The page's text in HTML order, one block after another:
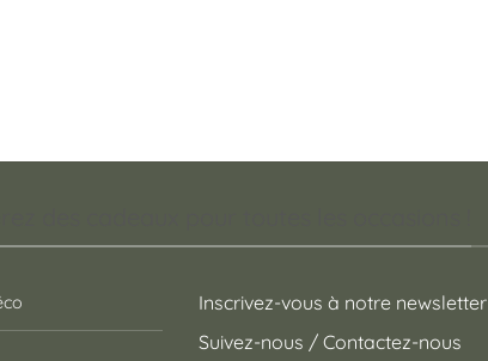
Inscrivez-vous à notre newsletter
Suivez-nous / Contactez-nous